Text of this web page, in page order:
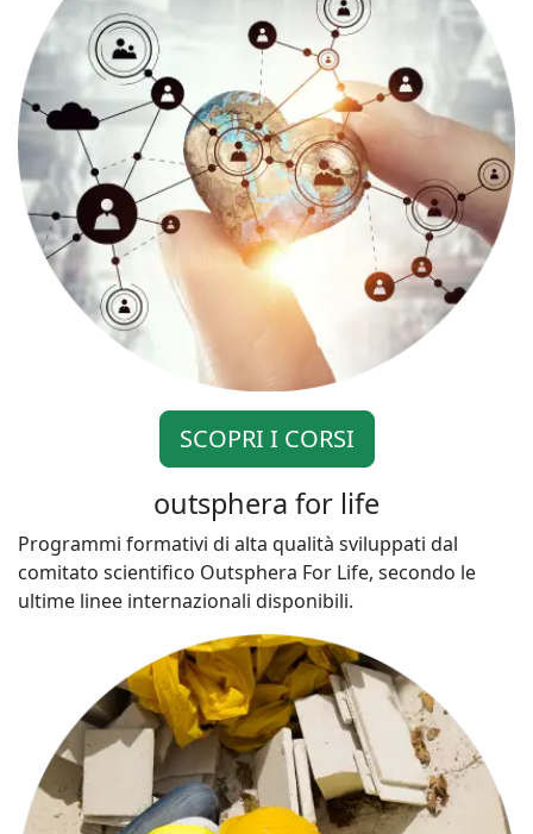
SCOPRI I CORSI
outsphera for life
Programmi formativi di alta qualità sviluppati dal
comitato scientifico Outsphera For Life, secondo le
ultime linee internazionali disponibili.